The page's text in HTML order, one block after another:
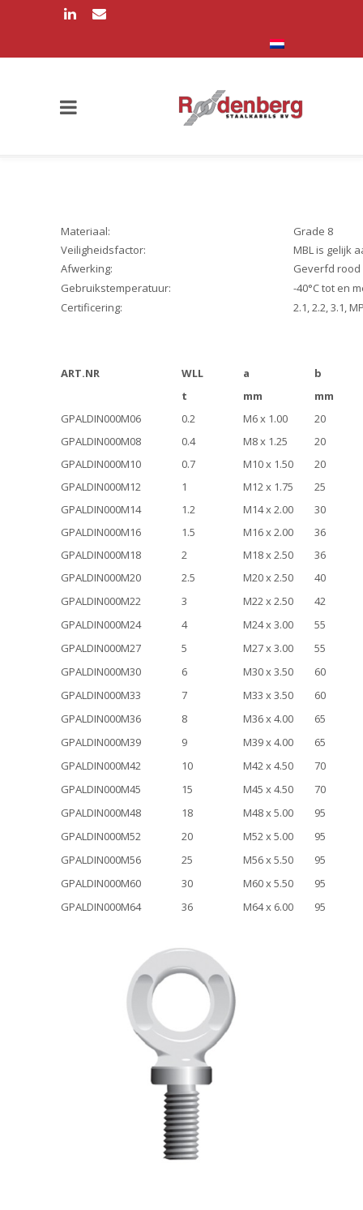
Materiaal:
Grade 8
Veiligheidsfactor:
MBL is gelijk
Afwerking:
Geverfd
Gebruikstemperatuur:
-40°C tot en
Certificering:
2.1, 2.2, 3.1,
ART.NR WLL a
b
t
mm
mm
GPALDIN000M06
0.2 M6 x 1.00
20
GPALDIN000M08
0.4 M8 x 1.25
20
GPALDIN000M10
0.7 M10 x 1.50
20
GPALDIN000M12
1 M12 x 1.75
25
GPALDIN000M14
1.2 M14 x 2.00
30
GPALDIN000M16
1.5 M16 x 2.00
36
GPALDIN000M18
2 M18 x 2.50
36
GPALDIN000M20
2.5 M20 x 2.50
40
GPALDIN000M22
3 M22 x 2.50
42
GPALDIN000M24
4 M24 x 3.00
55
GPALDIN000M27
5 M27 x 3.00
55
GPALDIN000M30
6 M30 x 3.50
60
GPALDIN000M33
7 M33 x 3.50
60
GPALDIN000M36
8 M36 x 4.00
65
GPALDIN000M39
9 M39 x 4.00
65
GPALDIN000M42
10 M42 x 4.50
70
GPALDIN000M45
15 M45 x 4.50
70
GPALDIN000M48
18 M48 x 5.00
95
GPALDIN000M52
20 M52 x 5.00
95
GPALDIN000M56
25 M56 x 5.50
95
GPALDIN000M60
30 M60 x 5.50
95
GPALDIN000M64
36 M64 x 6.00 95